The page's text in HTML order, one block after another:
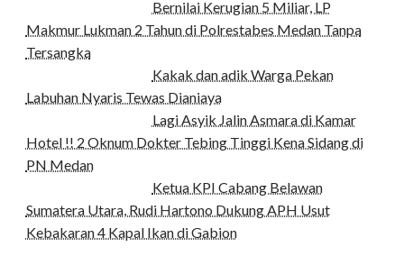
Bernilai Kerugian 5 Miliar, LP
Makmur Lukman 2 Tahun di Polrestabes Medan Tanpa
Tersangka
Kakak dan adik Warga Pekan
Labuhan Nyaris Tewas Dianiaya
Lagi Asyik Jalin Asmara di Kamar
Hotel !! 2 Oknum Dokter Tebing Tinggi Kena Sidang di
PN Medan
Ketua KPI Cabang Belawan
Sumatera Utara, Rudi Hartono Dukung APH Usut
Kebakaran 4 Kapal Ikan di Gabion